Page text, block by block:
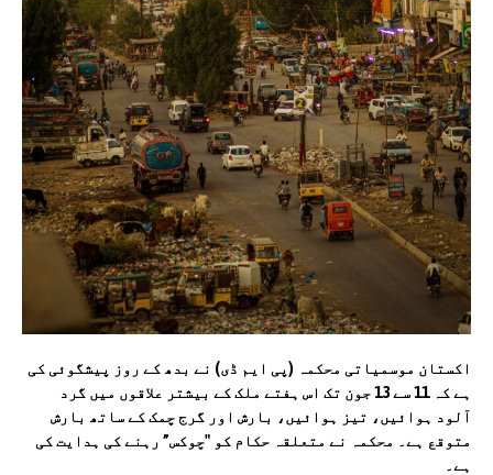
اکستان موسمیاتی محکمہ (پی ایم ڈی) نے بدھ کے روز پیشگوئی کی
ہے کہ 11 سے 13 جون تک اس ہفتے ملک کے بیشتر علاقوں میں گرد
آلود ہوائیں، تیز ہوائیں، بارش اور گرج چمک کے ساتھ بارش
متوقع ہے۔ محکمہ نے متعلقہ حکام کو "چوکس” رہنے کی ہدایت کی
ہے۔